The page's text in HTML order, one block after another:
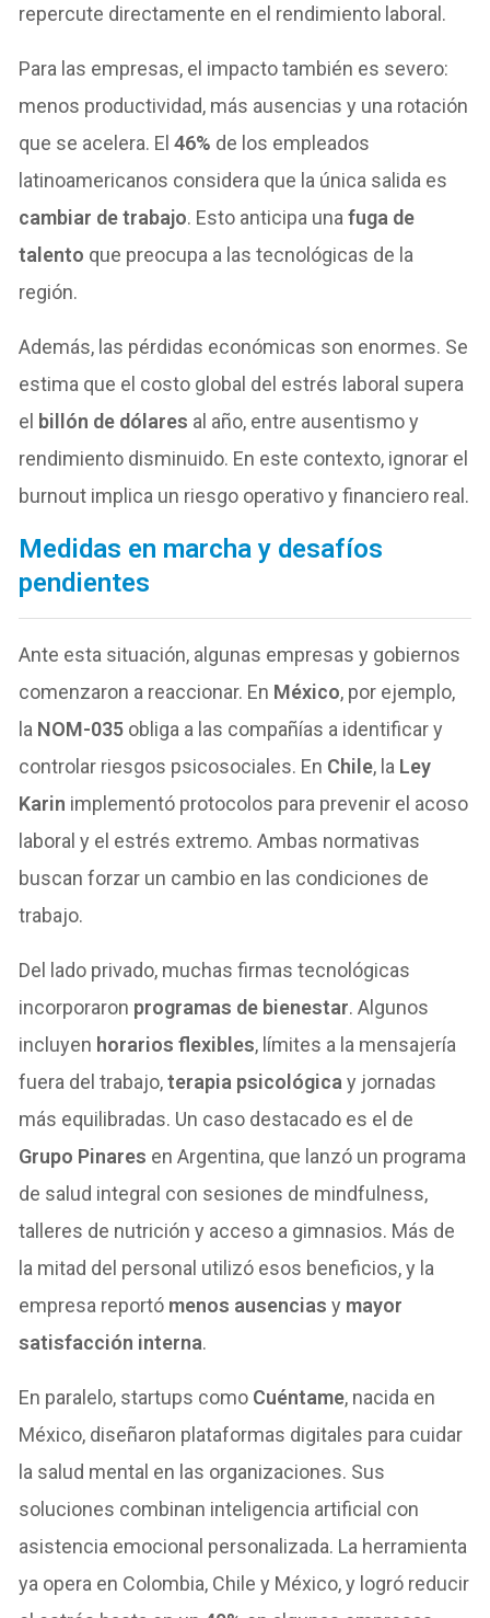
repercute directamente en el rendimiento laboral.
Para las empresas, el impacto también es severo:
menos productividad, más ausencias y una rotación
que se acelera. El46% de los empleados
latinoamericanos considera que la única salida es
cambiar de trabajo. Esto anticipa unafuga de
talento que preocupa a las tecnológicas de la
región.
Además, las pérdidas económicas son enormes. Se
estima que el costo global del estrés laboral supera
el billón de dólares al año, entre ausentismo y
rendimiento disminuido. En este contexto, ignorar el
burnout implica un riesgo operativo y financiero real.
Medidas en marcha y desafíos
pendientes
Ante esta situación, algunas empresas y gobiernos
comenzaron a reaccionar. En México, por ejemplo,
la NOM-035 obliga a las compañías a identificar y
controlar riesgos psicosociales. En Chile, la Ley
Karin implementó protocolos para prevenir el acoso
laboral y el estrés extremo. Ambas normativas
buscan forzar un cambio en las condiciones de
trabajo.
Del lado privado, muchas firmas tecnológicas
incorporaron programas de bienestar. Algunos
incluyen horarios flexibles, límites a la mensajería
fuera del trabajo,terapia psicológica y jornadas
más equilibradas. Un caso destacado es el de
Grupo Pinares en Argentina, que lanzó un programa
de salud integral con sesiones de mindfulness,
talleres de nutrición y acceso a gimnasios. Más de
la mitad del personal utilizó esos beneficios, y la
empresa reportó menos ausencias y mayor
satisfacción interna.
En paralelo, startups como Cuéntame, nacida en
México, diseñaron plataformas digitales para cuidar
la salud mental en las organizaciones. Sus
soluciones combinan inteligencia artificial con
asistencia emocional personalizada. La herramienta
ya opera en Colombia, Chile y México, y logró reducir